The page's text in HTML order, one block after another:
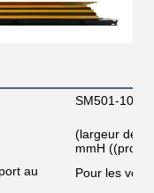
SM501-1000
(largeur de
mmH
au
Pour les